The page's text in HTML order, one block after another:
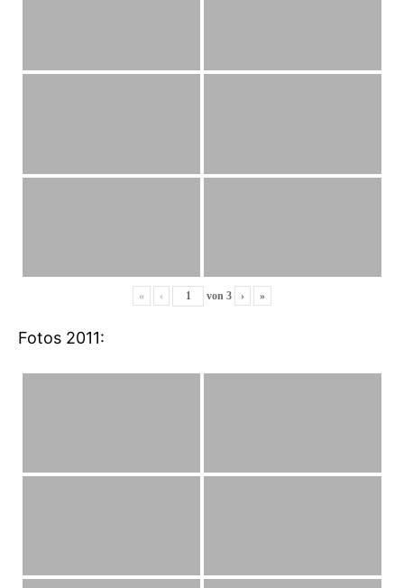
« ‹ von 3 › »
Fotos 2011: